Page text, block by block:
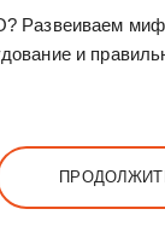
Развеиваем
и